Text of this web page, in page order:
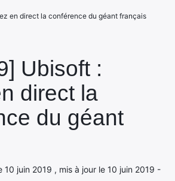
Ubisoft :
direct la
du géant
10 juin 2019 , mis à jour le 10 juin 2019 -
en direct la conférence du géant français